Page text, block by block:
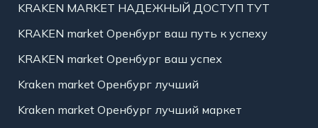
KRAKEN MARKET НАДЕЖНЫЙ ДОСТУП ТУТ
KRAKEN market Оренбург ваш путь к успеху
KRAKEN market Оренбург ваш успех
Kraken market Оренбург лучший
Kraken market Оренбург лучший маркет